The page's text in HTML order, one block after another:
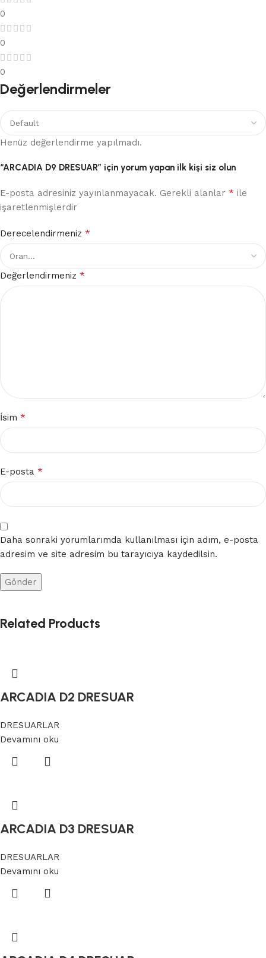
0
0
0
Değerlendirmeler
Henüz değerlendirme yapılmadı.
“ARCADIA D9 DRESUAR” için yorum yapan ilk kişi siz olun
E-posta adresiniz yayınlanmayacak. Gerekli alanlar * ile
işaretlenmişlerdir
Derecelendirmeniz *
Değerlendirmeniz *
İsim *
E-posta *
Daha sonraki yorumlarımda kullanılması için adım, e-posta
adresim ve site adresim bu tarayıcıya kaydedilsin.
Related Products
ARCADIA D2 DRESUAR
DRESUARLAR
Devamını oku
ARCADIA D3 DRESUAR
DRESUARLAR
Devamını oku